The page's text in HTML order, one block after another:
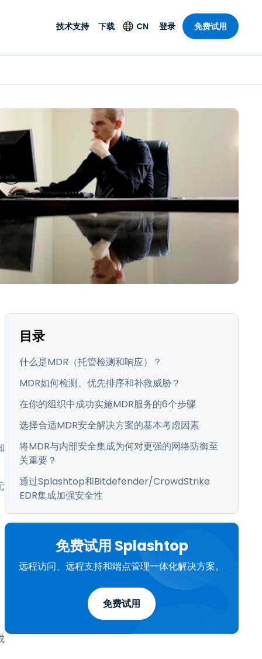
端点检测与响应
Foxpass Wi-Fi 接入和
零信任 Secure
Workspace
Shield（反诈骗）
所有产品
业
技术支持
系统服务状况
下载 CN
Deutsch
Español
Français
Italiano
Nederlands
Português
简体中文
繁體中文
日本語
ภาษาไทย
登录 免费试用
目录
什么是MDR（托管检测和响应）？
MDR如何检测、优先排序和补救威胁？
在你的组织中成功实施MDR服务的6个步骤
选择合适MDR安全解决方案的基本考虑因素
将MDR与内部安全集成为何对更强的网络防御至
关重要？
通过Splashtop和Bitdefender/CrowdStrike
EDR集成加强安全性
免费试用 Splashtop
远程访问、远程支持和端点管理一体化解决方案。
免费试用